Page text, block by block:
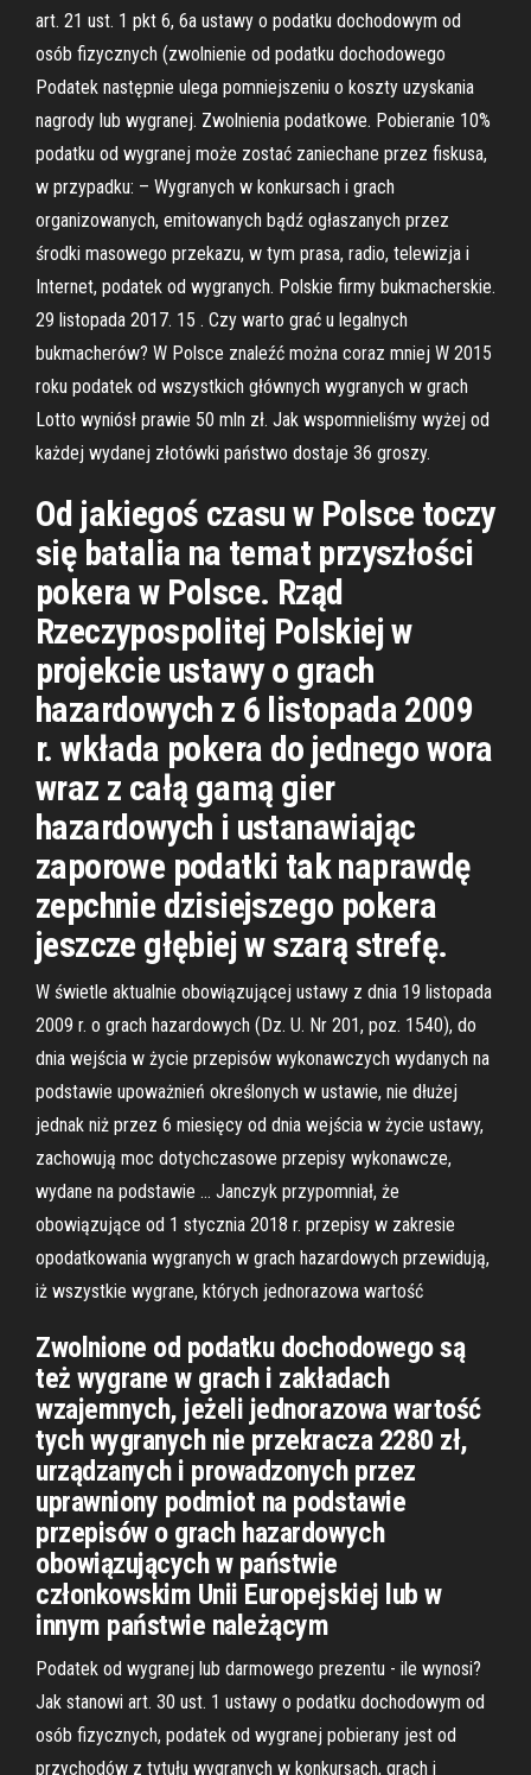
art. 21 ust. 1 pkt 6, 6a ustawy o podatku dochodowym od
osób fizycznych (zwolnienie od podatku dochodowego
Podatek następnie ulega pomniejszeniu o koszty uzyskania
nagrody lub wygranej. Zwolnienia podatkowe. Pobieranie 10%
podatku od wygranej może zostać zaniechane przez fiskusa,
w przypadku: – Wygranych w konkursach i grach
organizowanych, emitowanych bądź ogłaszanych przez
środki masowego przekazu, w tym prasa, radio, telewizja i
Internet, podatek od wygranych. Polskie firmy bukmacherskie.
29 listopada 2017. 15 . Czy warto grać u legalnych
bukmacherów? W Polsce znaleźć można coraz mniej W 2015
roku podatek od wszystkich głównych wygranych w grach
Lotto wyniósł prawie 50 mln zł. Jak wspomnieliśmy wyżej od
każdej wydanej złotówki państwo dostaje 36 groszy.
Od jakiegoś czasu w Polsce toczy
się batalia na temat przyszłości
pokera w Polsce. Rząd
Rzeczypospolitej Polskiej w
projekcie ustawy o grach
hazardowych z 6 listopada 2009
r. wkłada pokera do jednego wora
wraz z całą gamą gier
hazardowych i ustanawiając
zaporowe podatki tak naprawdę
zepchnie dzisiejszego pokera
jeszcze głębiej w szarą strefę.
W świetle aktualnie obowiązującej ustawy z dnia 19 listopada
2009 r. o grach hazardowych (Dz. U. Nr 201, poz. 1540), do
dnia wejścia w życie przepisów wykonawczych wydanych na
podstawie upoważnień określonych w ustawie, nie dłużej
jednak niż przez 6 miesięcy od dnia wejścia w życie ustawy,
zachowują moc dotychczasowe przepisy wykonawcze,
wydane na podstawie … Janczyk przypomniał, że
obowiązujące od 1 stycznia 2018 r. przepisy w zakresie
opodatkowania wygranych w grach hazardowych przewidują,
iż wszystkie wygrane, których jednorazowa wartość
Zwolnione od podatku dochodowego są
też wygrane w grach i zakładach
wzajemnych, jeżeli jednorazowa wartość
tych wygranych nie przekracza 2280 zł,
urządzanych i prowadzonych przez
uprawniony podmiot na podstawie
przepisów o grach hazardowych
obowiązujących w państwie
członkowskim Unii Europejskiej lub w
innym państwie należącym
Podatek od wygranej lub darmowego prezentu - ile wynosi?
Jak stanowi art. 30 ust. 1 ustawy o podatku dochodowym od
osób fizycznych, podatek od wygranej pobierany jest od
przychodów z tytułu wygranych w konkursach, grach i